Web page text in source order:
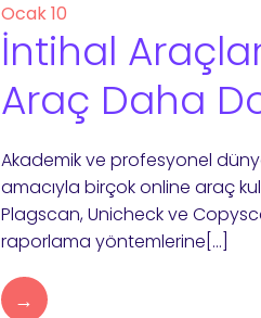
Ocak 10
İntihal
Araç Daha
Akademik ve profesyonel
amacıyla birçok online araç
Plagscan, Unicheck ve
raporlama yöntemlerine[…]
→